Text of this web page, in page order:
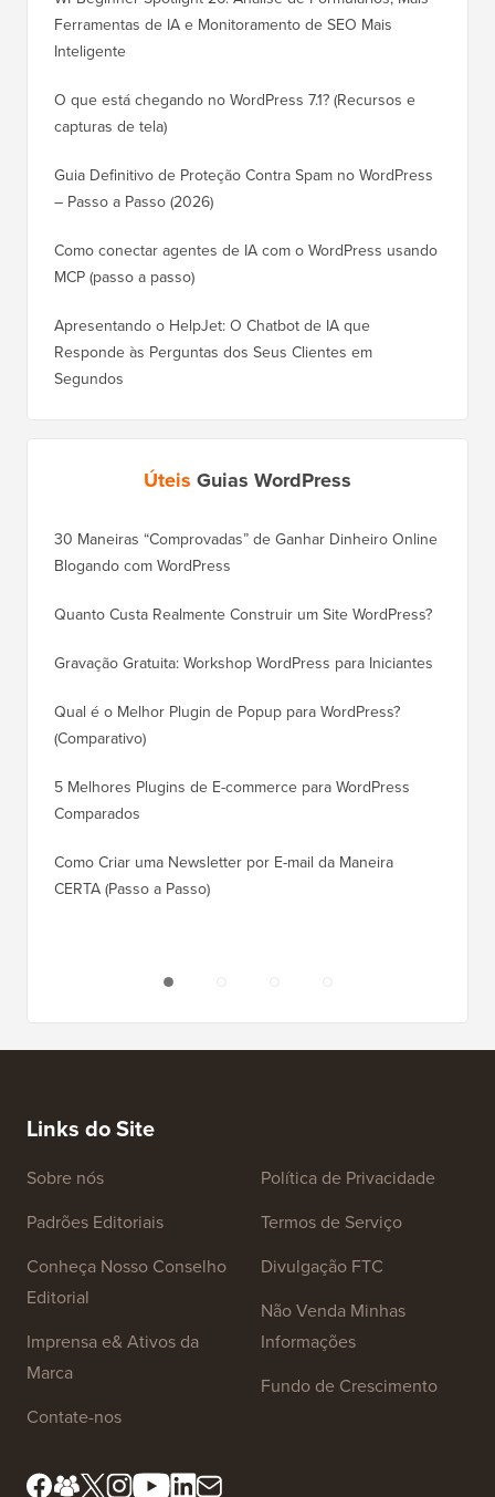
Ferramentas de IA e Monitoramento de SEO Mais
Inteligente
O que está chegando no WordPress 7.1? (Recursos e
capturas de tela)
Guia Definitivo de Proteção Contra Spam no WordPress
– Passo a Passo (2026)
Como conectar agentes de IA com o WordPress usando
MCP (passo a passo)
Apresentando o HelpJet: O Chatbot de IA que
Responde às Perguntas dos Seus Clientes em
Segundos
Úteis Guias WordPress
30 Maneiras “Comprovadas” de Ganhar Dinheiro Online
Blogando com WordPress
Quanto Custa Realmente Construir um Site WordPress?
Gravação Gratuita: Workshop WordPress para Iniciantes
Qual é o Melhor Plugin de Popup para WordPress?
(Comparativo)
5 Melhores Plugins de E-commerce para WordPress
Comparados
Como Criar uma Newsletter por E-mail da Maneira
CERTA (Passo a Passo)
Links do Site
Sobre nós
Padrões Editoriais
Conheça Nosso Conselho
Editorial
Imprensa e& Ativos da
Marca
Contate-nos
Política de Privacidade
Termos de Serviço
Divulgação FTC
Não Venda Minhas
Informações
Fundo de Crescimento